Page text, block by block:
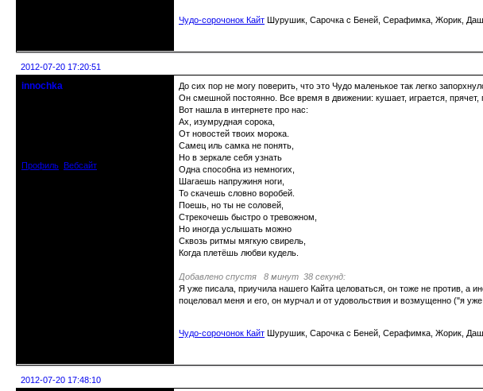
Чудо-сорочонок Кайт Шурушик, Сарочка с Беней, Серафимка, Жорик,
2012-07-20 17:20:51
innochka
Профиль Вебсайт
До сих пор не могу поверить, что это Чудо маленькое так легко
Он смешной постоянно. Все время в движении: кушает, играется, прячет,
Вот нашла в интернете про нас:
Ах, изумрудная сорока,
От новостей твоих морока.
Самец иль самка не понять,
Но в зеркале себя узнать
Одна способна из немногих,
Шагаешь напружиня ноги,
То скачешь словно воробей.
Поешь, но ты не соловей,
Стрекочешь быстро о тревожном,
Но иногда услышать можно
Сквозь ритмы мягкую свирель,
Когда плетёшь любви кудель.
Добавлено спустя 8 минут 38 секунд:
Я уже писала, приучила нашего Кайта целоваться, он тоже не против, а
поцеловал меня и его, он мурчал и от удовольствия и возмущенно ("я
Чудо-сорочонок Кайт Шурушик, Сарочка с Беней, Серафимка, Жорик,
2012-07-20 17:48:10